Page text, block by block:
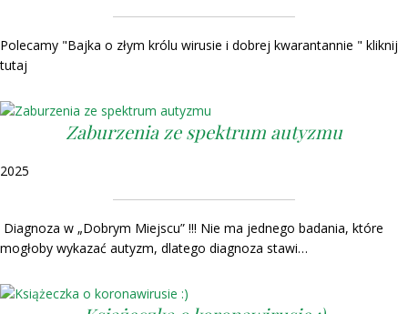
Polecamy "Bajka o złym królu wirusie i dobrej kwarantannie " kliknij
tutaj
Zaburzenia ze spektrum autyzmu
2025
Diagnoza w „Dobrym Miejscu” !!! Nie ma jednego badania, które
mogłoby wykazać autyzm, dlatego diagnoza stawi…